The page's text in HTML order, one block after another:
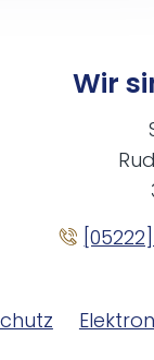
Wir